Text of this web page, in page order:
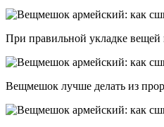
При правильной укладке вещей
Вещмешок лучше делать из